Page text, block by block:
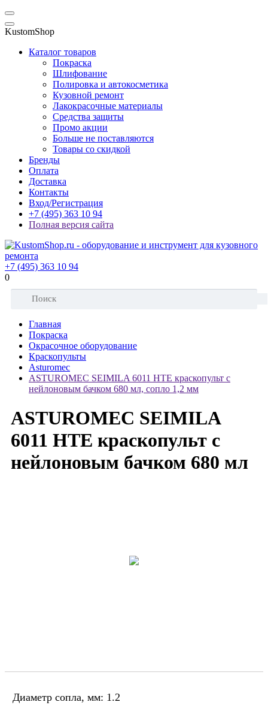
KustomShop
Каталог товаров
Покраска
Шлифование
Полировка и автокосметика
Кузовной ремонт
Лакокрасочные материалы
Средства защиты
Промо акции
Больше не поставляются
Товары со скидкой
Бренды
Оплата
Доставка
Контакты
Вход/Регистрация
+7 (495) 363 10 94
Полная версия сайта
+7 (495) 363 10 94
0
Главная
Покраска
Окрасочное оборудование
Краскопульты
Asturomec
ASTUROMEC SEIMILA 6011 HTE краскопульт с
нейлоновым бачком 680 мл, сопло 1,2 мм
ASTUROMEC SEIMILA
6011 HTE краскопульт с
нейлоновым бачком 680 мл
Диаметр сопла, мм: 1.2